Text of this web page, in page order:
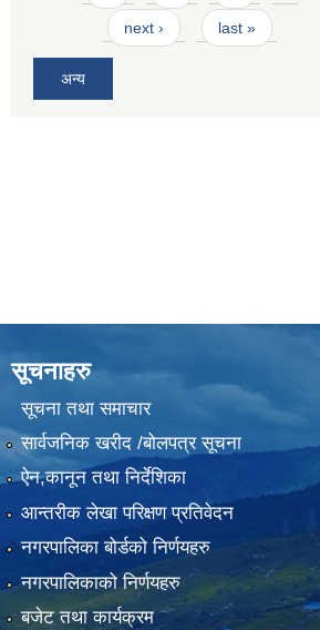
next › last »
अन्य
सूचनाहरु
सूचना तथा समाचार
सार्वजनिक खरीद /बोलपत्र सूचना
ऐन,कानून तथा निर्देशिका
आन्तरीक लेखा परिक्षण प्रतिवेदन
नगरपालिका बोर्डको निर्णयहरु
नगरपालिकाको निर्णयहरु
बजेट तथा कार्यक्रम